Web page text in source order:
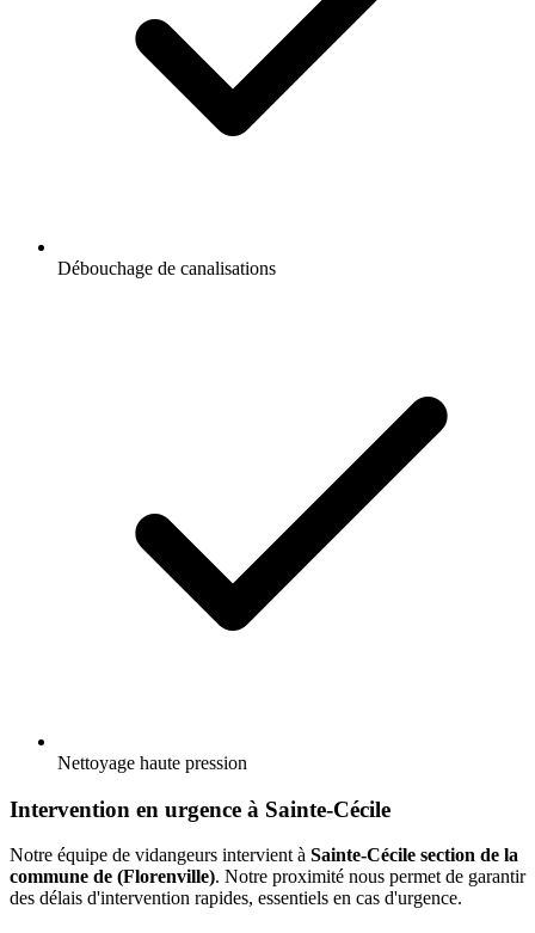
Débouchage de canalisations
Nettoyage haute pression
Intervention en urgence à Sainte-Cécile
Notre équipe de vidangeurs intervient à Sainte-Cécile section de la
commune de (Florenville). Notre proximité nous permet de garantir
des délais d'intervention rapides, essentiels en cas d'urgence.